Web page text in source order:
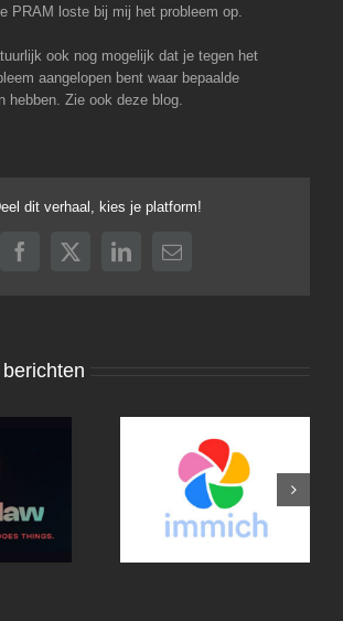
PRAM loste bij mij het probleem op.
ook nog mogelijk dat je tegen het
aangelopen bent waar bepaalde
hebben. Zie ook deze blog.
dit verhaal, kies je platform!
Facebook
X LinkedIn
E-
OpenClaw met Mac
Mini